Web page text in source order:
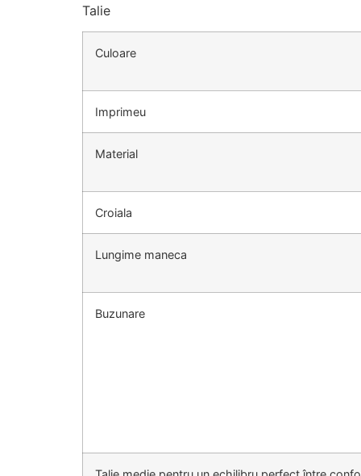
Talie
Culoare
Imprimeu
Material
Croiala
Lungime maneca
Buzunare